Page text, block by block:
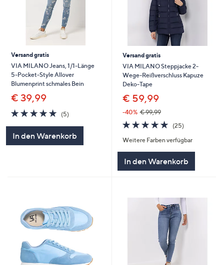
Versand gratis
VIA MILANO Jeans, 1/1-Länge
5-Pocket-Style Allover
Blumenprint schmales Bein
€ 39,99
4.8
von
(5)5
In den Warenkorb
Versand gratis
VIA MILANO Steppjacke 2-
Wege-Reißverschluss Kapuze
Deko-Tape
€ 59,99
-40% € 99,99
4.8
von
5
(25)25
Weitere Farben verfügbar
In den Warenkorb